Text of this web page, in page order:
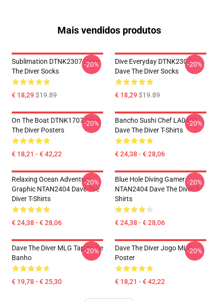
Mais vendidos produtos
Sublimation DTNK2307 Dave
The Diver Socks
€ 18,29$19.89
-20%
Dive Everyday DTNK2307
Dave The Diver Socks
€ 18,29$19.89
-20%
On The Boat DTNK1707 Dave
The Diver Posters
€ 18,21 - € 42,22
-20%
Bancho Sushi Chef LA0407
Dave The Diver T-Shirts
€ 24,38 - € 28,06
-20%
Relaxing Ocean Adventure
Graphic NTAN2404 Dave The
Diver T-Shirts
€ 24,38 - € 28,06
-20%
Blue Hole Diving Gamer
NTAN2404 Dave The Diver T-
Shirts
€ 24,38 - € 28,06
-20%
Dave The Diver MLG Tapete De
Banho
€ 19,78 - € 25,30
-20%
Dave The Diver Jogo MLG
Poster
€ 18,21 - € 42,22
-20%